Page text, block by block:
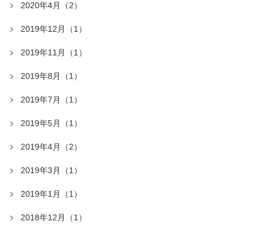
2020年4月（2）
2019年12月（1）
2019年11月（1）
2019年8月（1）
2019年7月（1）
2019年5月（1）
2019年4月（2）
2019年3月（1）
2019年1月（1）
2018年12月（1）